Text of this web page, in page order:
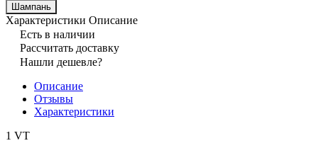
Шампань
Характеристики Описание
Есть в наличии
Рассчитать доставку
Нашли дешевле?
Описание
Отзывы
Характеристики
1 VT